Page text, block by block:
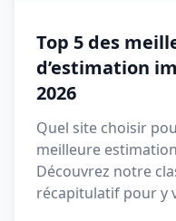
Top 5 des
d’estimation
2026
Quel site choisir
meilleure
Découvrez notre
récapitulatif pour y